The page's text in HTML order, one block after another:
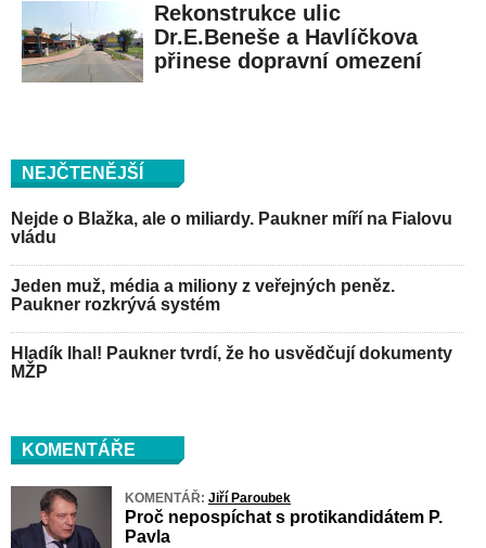
Rekonstrukce ulic
Dr.E.Beneše a Havlíčkova
přinese dopravní omezení
NEJČTENĚJŠÍ
Nejde o Blažka, ale o miliardy. Paukner míří na Fialovu
vládu
Jeden muž, média a miliony z veřejných peněz.
Paukner rozkrývá systém
Hladík lhal! Paukner tvrdí, že ho usvědčují dokumenty
MŽP
KOMENTÁŘE
KOMENTÁŘ: Jiří Paroubek
Proč nepospíchat s protikandidátem P.
Pavla